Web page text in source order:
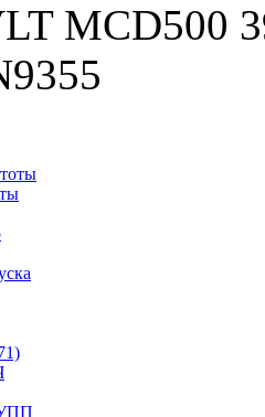
MCD500